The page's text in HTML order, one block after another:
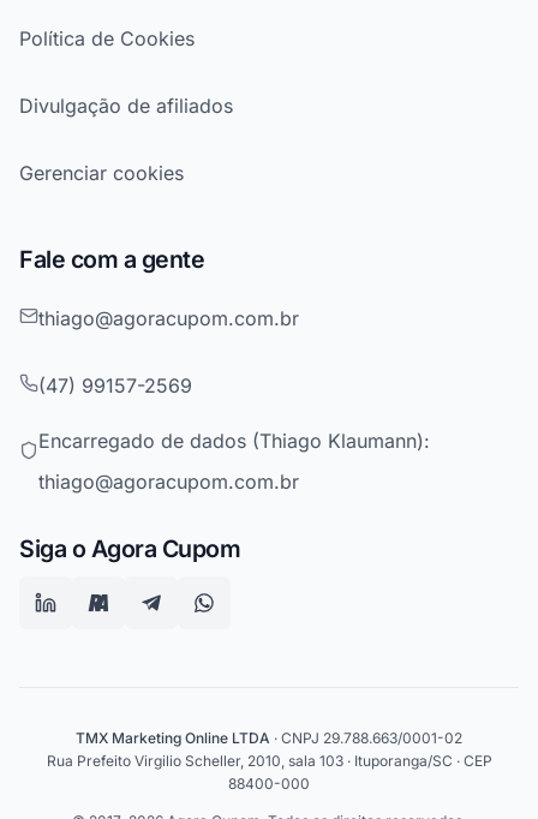
Política de Cookies
Divulgação de afiliados
Gerenciar cookies
Fale com a gente
thiago@agoracupom.com.br
(47) 99157-2569
Encarregado de dados (Thiago Klaumann):
thiago@agoracupom.com.br
Siga o Agora Cupom
TMX Marketing Online LTDA · CNPJ 29.788.663/0001-02
Rua Prefeito Virgilio Scheller, 2010, sala 103 · Ituporanga/SC · CEP
88400-000